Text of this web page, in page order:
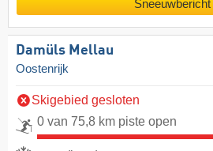
Sneeuwbericht
Damüls Mellau
Oostenrijk
Skigebied gesloten
0 van 75,8 km piste open